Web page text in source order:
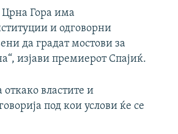
Гора има
и одговорни
да градат мостови за
изјави премиерот Спајиќ.
властите и
под кои услови ќе се